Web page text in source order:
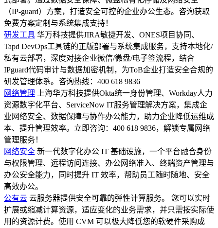
（IP-guard）方案，打造安全可控的企业办公生态。咨询获取
免费方案定制与系统集成支持！
研发工具 华万科技提供JIRA敏捷开发、ONES项目协同、
Tapd DevOps工具链的正版部署与系统集成服务，支持本地化/
私有云部署，深度对接企业微信/微盘/电子签流程，结合
IPguard代码审计与数据加密机制，为ToB企业打造安全合规的
研发管理体系。咨询热线：400 618 9836
网络管理
上海华万科技提供Okta统一身份管理、Workday人力
资源数字化平台、ServiceNow IT服务管理解决方案，集成企
业网络安全、数据保障与协作办公能力，助力企业降低运维成
本、提升管理效率。立即咨询：400 618 9836，解锁专属网络
管理服务！
网络安全 新一代数字化办公 IT 基础设施，一个平台融合身份
与权限管理、远程访问连接、办公网络准入、终端资产管理与
办公安全能力，同时提升 IT 效率，帮助员工随时随地、安全
高效办公。
公有云 云服务器提供安全可靠的弹性计算服务。 您可以实时
扩展或缩减计算资源，适应变化的业务需求，并只需按实际使
用的资源计费。使用 CVM 可以极大降低您的软硬件采购成